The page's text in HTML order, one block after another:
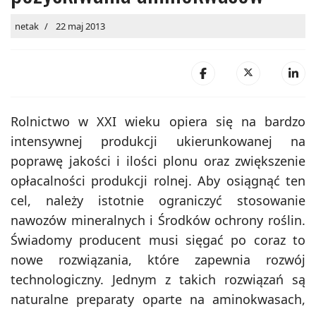
netak 22 maj 2013
Rolnictwo w XXI wieku opiera się na bardzo
intensywnej produkcji ukierunkowanej na
poprawę jakości i ilości plonu oraz zwiększenie
opłacalności produkcji rolnej. Aby osiągnąć ten
cel, należy istotnie ograniczyć stosowanie
nawozów mineralnych i Środków ochrony roślin.
Świadomy producent musi sięgać po coraz to
nowe rozwiązania, które zapewnia rozwój
technologiczny. Jednym z takich rozwiązań są
naturalne preparaty oparte na aminokwasach,